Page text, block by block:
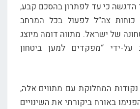
הדגשה כי עד לפתרון בהסכם קבע,
כוחות צה”ל לפעול בכל המרחב
של ישראל. מתווה דומה מיוצג
על-ידי “מפקדים למען ביטחון
נקודות המחלוקת עם מתווים אלה,
באורח ביקורתי את השינויים